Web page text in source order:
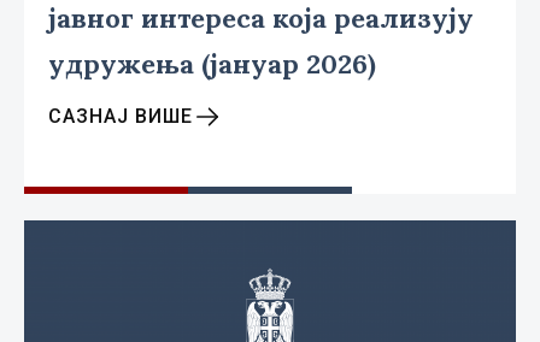
јавног интереса која реализују
удружења (јануар 2026)
САЗНАЈ ВИШЕ